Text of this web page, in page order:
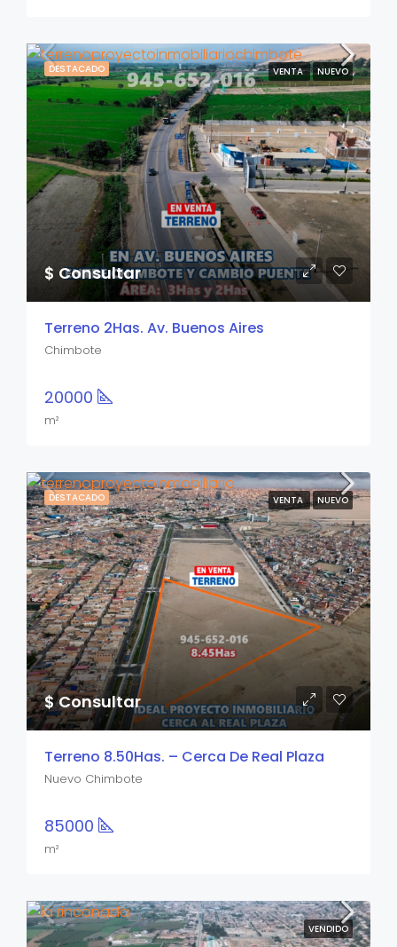
DESTACADO VENTA NUEVO
$ Consultar
Terreno 2Has. Av. Buenos Aires
Chimbote
20000
m²
DESTACADO VENTA NUEVO
$ Consultar
Terreno 8.50Has. – Cerca De Real Plaza
Nuevo Chimbote
85000
m²
VENDIDO